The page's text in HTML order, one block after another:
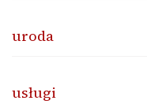
uroda
usługi